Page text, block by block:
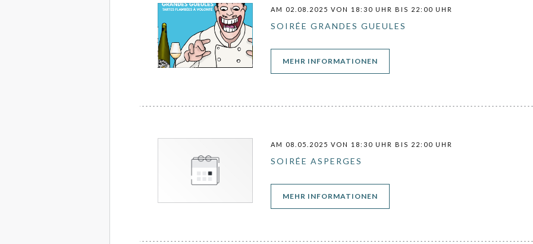
AM 02.08.2025 VON 18:30 UHR BIS 22:00 UHR
SOIRÉE GRANDES GUEULES
MEHR INFORMATIONEN((ÖFFNET EIN NEUES FENSTER))
AM 08.05.2025 VON 18:30 UHR BIS 22:00 UHR
SOIRÉE ASPERGES
MEHR INFORMATIONEN((ÖFFNET EIN NEUES FENSTER))